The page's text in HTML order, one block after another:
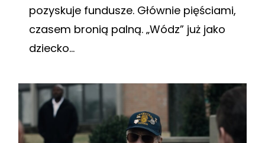
pozyskuje fundusze. Głównie pięściami,
czasem bronią palną. „Wódz” już jako
dziecko...